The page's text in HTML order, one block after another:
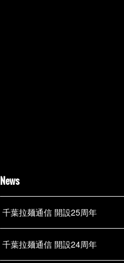
News
千葉拉麺通信 開設25周年
千葉拉麺通信 開設24周年